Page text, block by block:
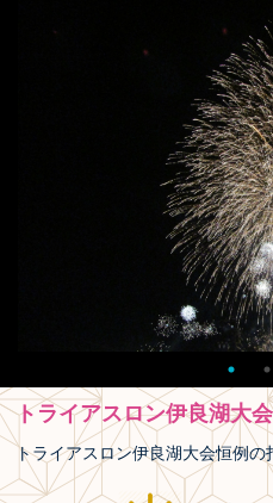
トライアスロン伊良湖大
トライアスロン伊良湖大会恒例